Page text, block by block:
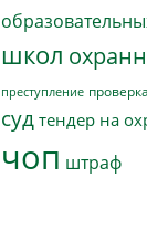
школ
преступление проверка
суд тендер на
чоп штраф